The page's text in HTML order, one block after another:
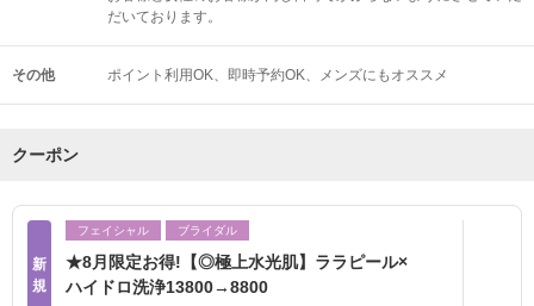
だいております。
その他 ポイント利用OK 即時予約OK メンズにもオススメ
クーポン
新
規
フェイシャル ブライダル
★8月限定お得!【◎極上水光肌】ララピール×
ハイドロ洗浄13800→8800